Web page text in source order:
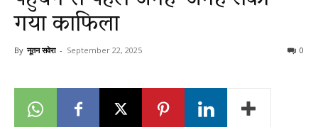
सवेरागया काफिला
By नूतन सवेरा - September 22, 2025 0